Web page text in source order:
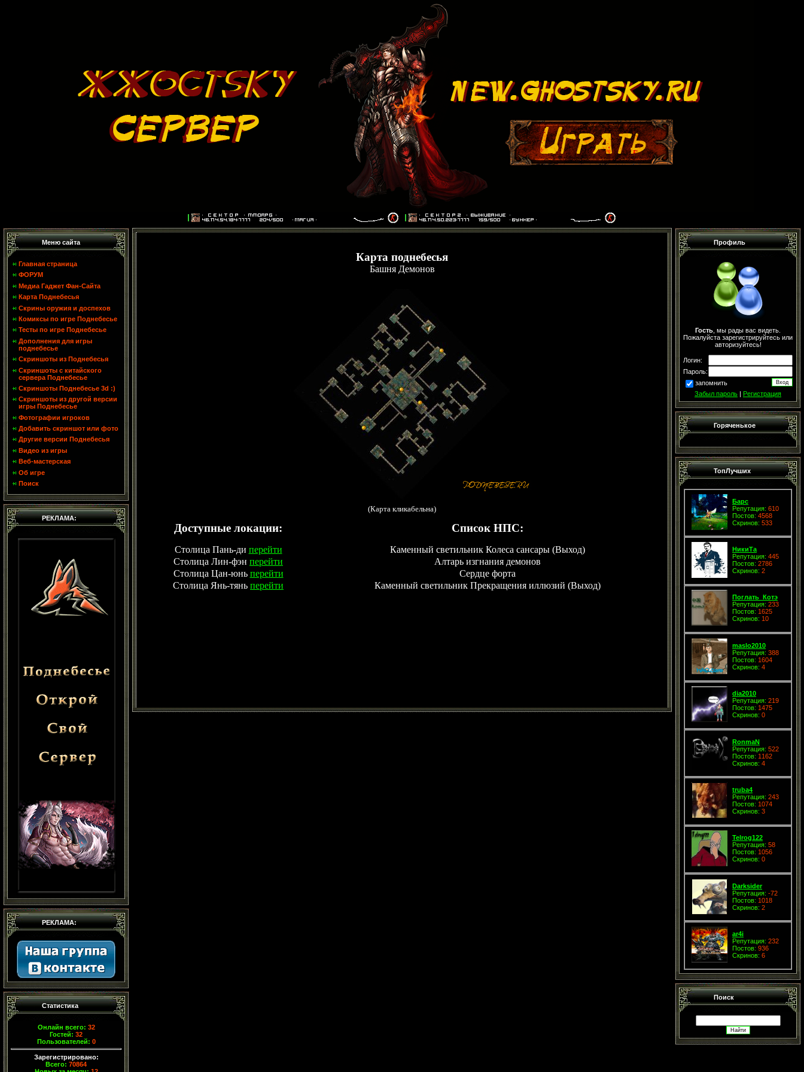
Меню сайта
Главная страница
ФОРУМ
Медиа Гаджет Фан-Сайта
Карта Поднебесья
Скрины оружия и доспехов
Комиксы по игре Поднебесье
Тесты по игре Поднебесье
Дополнения для игры
поднебесье
Скриншоты из Поднебесья
Скриншоты с китайского
сервера Поднебесье
Скриншоты Поднебесье 3d :)
Скриншоты из другой версии
игры Поднебесье
Фотографии игроков
Добавить скриншот или фото
Другие версии Поднебесья
Видео из игры
Веб-мастерская
Об игре
Поиск
РЕКЛАМА:
РЕКЛАМА:
Статистика
Онлайн всего: 32
Гостей: 32
Пользователей: 0
Зарегистрировано:
Всего: 70864
Карта поднебесья
Башня Демонов
(Карта кликабельна)
Доступные локации: Список НПС:
Столица Пань-ди перейти
Каменный светильник Колеса сансары (Выход)
Столица Лин-фэн перейти
Алтарь изгнания демонов
Столица Цан-юнь перейти
Сердце форта
Столица Янь-тянь перейти Каменный светильник Прекращения иллюзий (Выход)
Профиль
Гость , мы рады вас видеть.
Пожалуйста зарегистрируйтесь или
авторизуйтесь!
Логин:
Пароль:
запомнить
Забыл пароль
Регистрация
Горяченькое
ТопЛучших
Барс
Репутация: 610
Постов: 4568
Скринов: 533
НикиТа
Репутация: 445
Постов: 2786
Скринов: 2
Поглать_Котэ
Репутация: 233
Постов: 1625
Скринов: 10
maslo2010
Репутация: 388
Постов: 1604
Скринов: 4
dia2010
Репутация: 219
Постов: 1475
Скринов: 0
RonmaN
Репутация: 522
Постов: 1162
Скринов: 4
truba4
Репутация: 243
Постов: 1074
Скринов: 3
Telrog122
Репутация: 58
Постов: 1056
Скринов: 0
Darksider
Репутация: -72
Постов: 1018
Скринов: 2
ar4i
Репутация: 232
Постов: 936
Скринов: 6
Поиск